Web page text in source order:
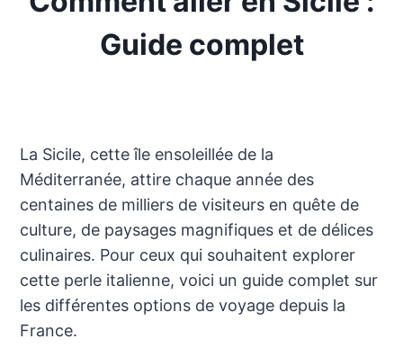
Guide complet
La Sicile, cette île ensoleillée de la
Méditerranée, attire chaque année des
centaines de milliers de visiteurs en quête de
culture, de paysages magnifiques et de délices
culinaires. Pour ceux qui souhaitent explorer
cette perle italienne, voici un guide complet sur
les différentes options de voyage depuis la
France.